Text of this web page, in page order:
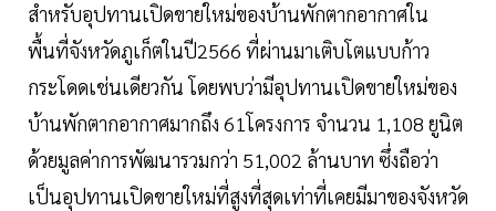
สำหรับอุปทานเปิดขายใหม่ของบ้านพักตากอากาศใน
พื้นที่จังหวัดภูเก็ตในปี2566 ที่ผ่านมาเติบโตแบบก้าว
กระโดดเช่นเดียวกัน โดยพบว่ามีอุปทานเปิดขายใหม่ของ
บ้านพักตากอากาศมากถึง 61โครงการ จำนวน 1,108 ยูนิต
ด้วยมูลค่าการพัฒนารวมกว่า 51,002 ล้านบาท ซึ่งถือว่า
เป็นอุปทานเปิดขายใหม่ที่สูงที่สุดเท่าที่เคยมีมาของจังหวัด